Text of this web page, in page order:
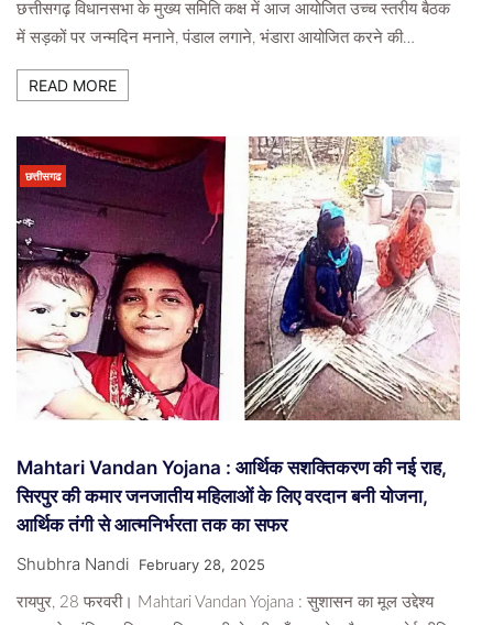
छत्तीसगढ़ विधानसभा के मुख्य समिति कक्ष में आज आयोजित उच्च स्तरीय बैठक
में सड़कों पर जन्मदिन मनाने, पंडाल लगाने, भंडारा आयोजित करने की…
READ MORE
छत्तीसगढ
Mahtari Vandan Yojana : आर्थिक सशक्तिकरण की नई राह,
सिरपुर की कमार जनजातीय महिलाओं के लिए वरदान बनी योजना,
आर्थिक तंगी से आत्मनिर्भरता तक का सफर
Shubhra Nandi February 28, 2025
रायपुर, 28 फरवरी। Mahtari Vandan Yojana : सुशासन का मूल उद्देश्य